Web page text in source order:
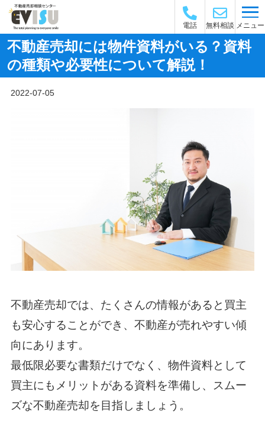
電話 無料相談 メニュー
不動産売却には物件資料がいる？資料
の種類や必要性について解説！
2022-07-05
不動産売却では、たくさんの情報があると買主
も安心することができ、不動産が売れやすい傾
向にあります。
最低限必要な書類だけでなく、物件資料として
買主にもメリットがある資料を準備し、スムー
ズな不動産売却を目指しましょう。